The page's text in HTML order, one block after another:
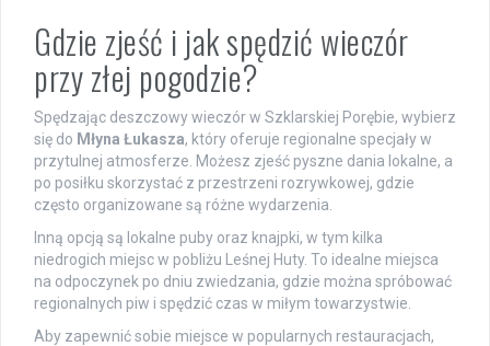
Gdzie zjeść i jak spędzić wieczór
przy złej pogodzie?
Spędzając deszczowy wieczór w Szklarskiej Porębie, wybierz
się do Młyna Łukasza, który oferuje regionalne specjały w
przytulnej atmosferze. Możesz zjeść pyszne dania lokalne, a
po posiłku skorzystać z przestrzeni rozrywkowej, gdzie
często organizowane są różne wydarzenia.
Inną opcją są lokalne puby oraz knajpki, w tym kilka
niedrogich miejsc w pobliżu Leśnej Huty. To idealne miejsca
na odpoczynek po dniu zwiedzania, gdzie można spróbować
regionalnych piw i spędzić czas w miłym towarzystwie.
Aby zapewnić sobie miejsce w popularnych restauracjach,